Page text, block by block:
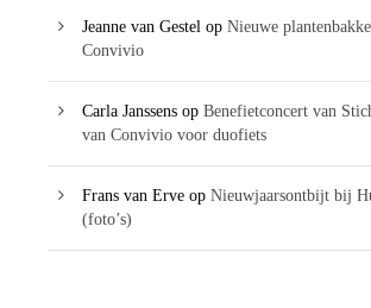
Jeanne van Gestel op Nieuwe
Convivio
Carla Janssens op Benefietconcert van
van Convivio voor duofiets
Frans van Erve op Nieuwjaarsontbijt bij
(foto’s)